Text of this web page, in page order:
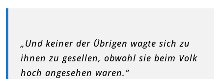
„Und keiner der Übrigen wagte sich zu
ihnen zu gesellen, obwohl sie beim Volk
hoch angesehen waren.“